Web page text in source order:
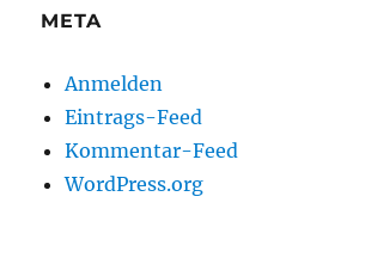
META
Anmelden
Eintrags-Feed
Kommentar-Feed
WordPress.org